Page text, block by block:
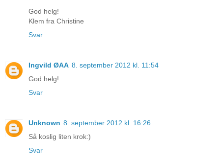
God helg!
Klem fra Christine
Svar
Ingvild ØAA 8. september 2012 kl. 11:54
God helg!
Svar
Unknown 8. september 2012 kl. 16:26
Så koslig liten krok:)
Svar